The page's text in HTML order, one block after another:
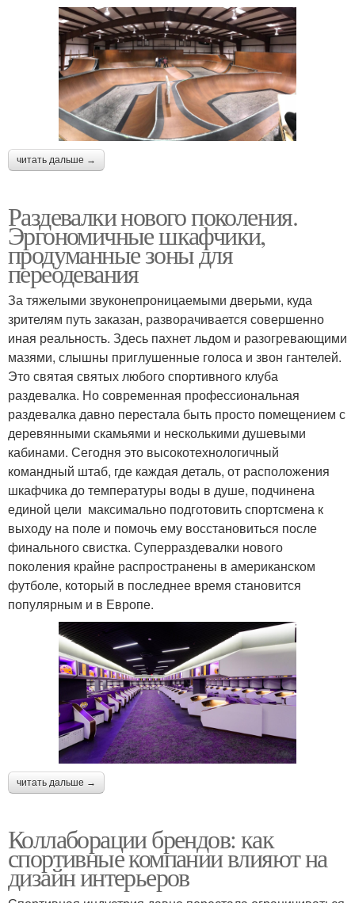
читать дальше →
Раздевалки нового поколения.
Эргономичные шкафчики,
продуманные зоны для
переодевания
За тяжелыми звуконепроницаемыми дверьми, куда
зрителям путь заказан, разворачивается совершенно
иная реальность. Здесь пахнет льдом и разогревающими
мазями, слышны приглушенные голоса и звон гантелей.
Это святая святых любого спортивного клуба
раздевалка. Но современная профессиональная
раздевалка давно перестала быть просто помещением с
деревянными скамьями и несколькими душевыми
кабинами. Сегодня это высокотехнологичный
командный штаб, где каждая деталь, от расположения
шкафчика до температуры воды в душе, подчинена
единой цели максимально подготовить спортсмена к
выходу на поле и помочь ему восстановиться после
финального свистка. Суперраздевалки нового
поколения крайне распространены в американском
футболе, который в последнее время становится
популярным и в Европе.
читать дальше →
Коллаборации брендов: как
спортивные компании влияют на
дизайн интерьеров